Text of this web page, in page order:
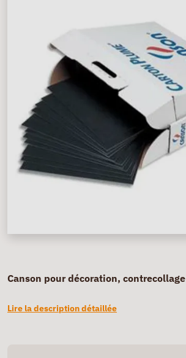
Canson pour décoration, contrecollage
Lire la description détaillée